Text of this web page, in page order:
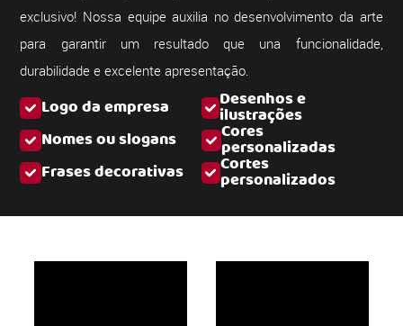
Logo da empresa Desenhos e
ilustrações
Nomes ou slogans
Cores
personalizadas
Frases decorativas
Cortes
personalizados
exclusivo! Nossa equipe auxilia no desenvolvimento da arte
para garantir um resultado que una funcionalidade,
durabilidade e excelente apresentação.